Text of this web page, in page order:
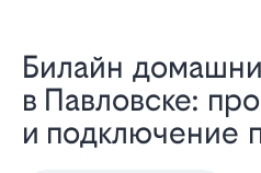
Билайн
в Павловске:
и подключение